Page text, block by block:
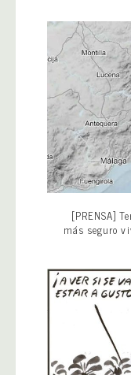
[PRENSA]
más seguro